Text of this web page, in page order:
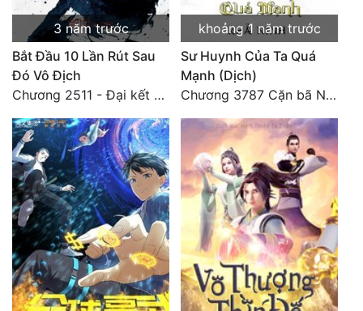
3 năm trước
Bắt Đầu 10 Lần Rút Sau
Đó Vô Địch
Chương 2511 - Đại kết cục, Phiên ngoại thiên: Chư thiên quy nhất giới, vĩnh hằng thế giới. Hết!
khoảng 1 năm trước
Sư Huynh Của Ta Quá
Mạnh (Dịch)
Chương 3787 Cặn bã Nam Thiên Đạo